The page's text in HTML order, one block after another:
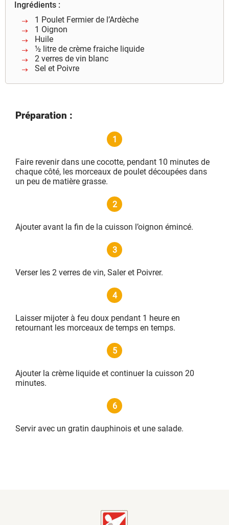
Ingrédients :
1 Poulet Fermier de l’Ardèche
1 Oignon
Huile
½ litre de crème fraiche liquide
2 verres de vin blanc
Sel et Poivre
Préparation :
1
Faire revenir dans une cocotte, pendant 10 minutes de
chaque côté, les morceaux de poulet découpées dans
un peu de matière grasse.
2
Ajouter avant la fin de la cuisson l’oignon émincé.
3
Verser les 2 verres de vin, Saler et Poivrer.
4
Laisser mijoter à feu doux pendant 1 heure en
retournant les morceaux de temps en temps.
5
Ajouter la crème liquide et continuer la cuisson 20
minutes.
6
Servir avec un gratin dauphinois et une salade.